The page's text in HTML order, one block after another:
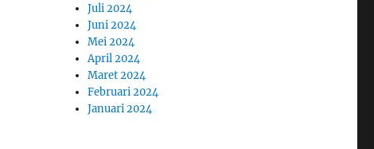
Juli 2024
Juni 2024
Mei 2024
April 2024
Maret 2024
Februari 2024
Januari 2024